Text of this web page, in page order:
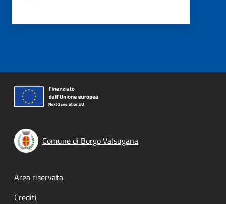
Comune di Borgo Valsugana
Footer menu
Area riservata
Crediti